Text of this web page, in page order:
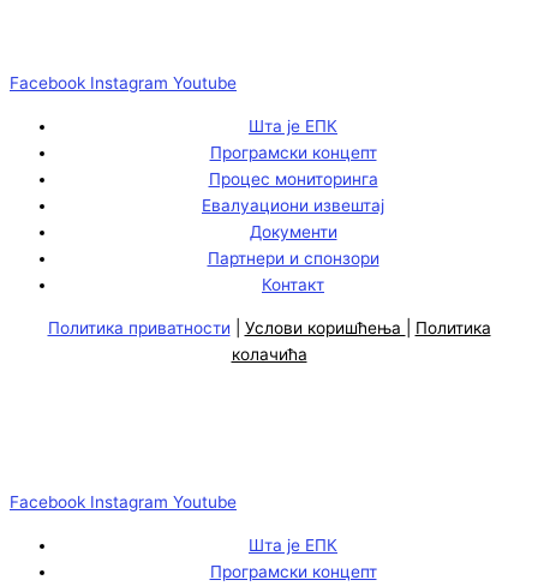
Facebook Instagram Youtube
Шта је ЕПК
Програмски концепт
Процес мониторинга
Евалуациони извештај
Документи
Партнери и спонзори
Контакт
Политика приватности Услови коришћења
Политика
колачића
Facebook Instagram Youtube
Шта је ЕПК
Програмски концепт